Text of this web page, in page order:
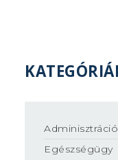
Egészségügy